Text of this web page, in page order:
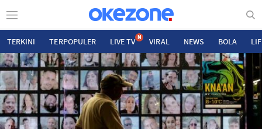
TERKINI TERPOPULER LIVE TV N VIRAL NEWS BOLA